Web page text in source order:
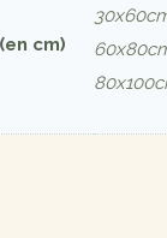
cm)